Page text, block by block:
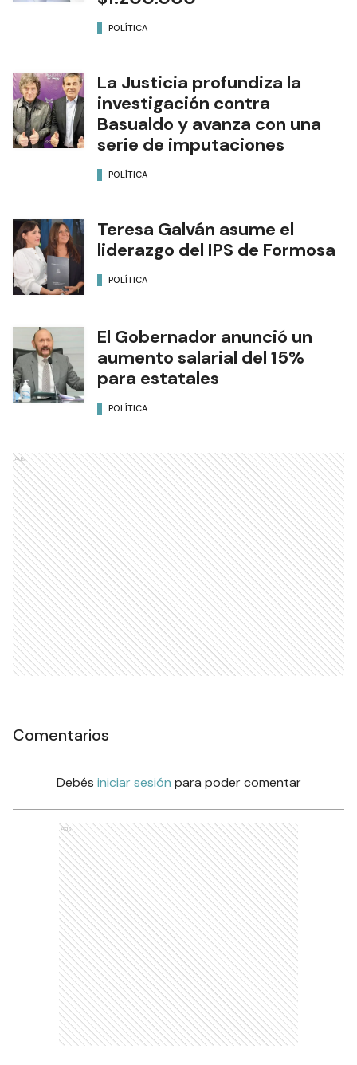
POLÍTICA
La Justicia profundiza la
investigación contra
Basualdo y avanza con una
serie de imputaciones
POLÍTICA
Teresa Galván asume el
liderazgo del IPS de Formosa
POLÍTICA
El Gobernador anunció un
aumento salarial del 15%
para estatales
POLÍTICA
Ads
Comentarios
Debés iniciar sesión para poder comentar
Ads